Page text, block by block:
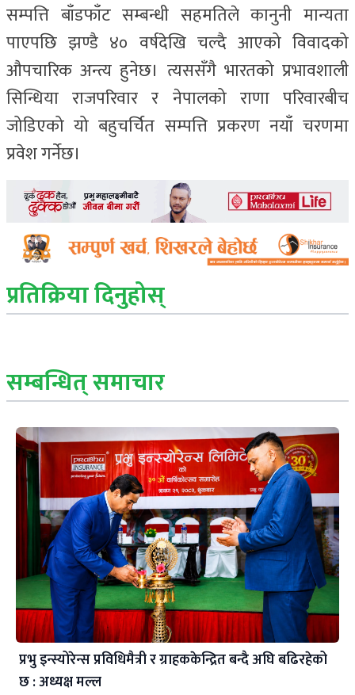
सम्पत्ति बाँडफाँट सम्बन्धी सहमतिले कानुनी मान्यता
पाएपछि झण्डै ४० वर्षदेखि चल्दै आएको विवादको
औपचारिक अन्त्य हुनेछ। त्यससँगै भारतको प्रभावशाली
सिन्धिया राजपरिवार र नेपालको राणा परिवारबीच
जोडिएको यो बहुचर्चित सम्पत्ति प्रकरण नयाँ चरणमा
प्रवेश गर्नेछ।
प्रतिक्रिया दिनुहोस्
सम्बन्धित् समाचार
प्रभु इन्स्योरेन्स प्रविधिमैत्री र ग्राहककेन्द्रित बन्दै अघि बढिरहेको
छ : अध्यक्ष मल्ल